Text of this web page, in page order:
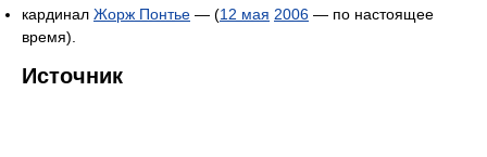
кардинал Жорж Понтье — (12 мая 2006 — по настоящее
время).
Источник